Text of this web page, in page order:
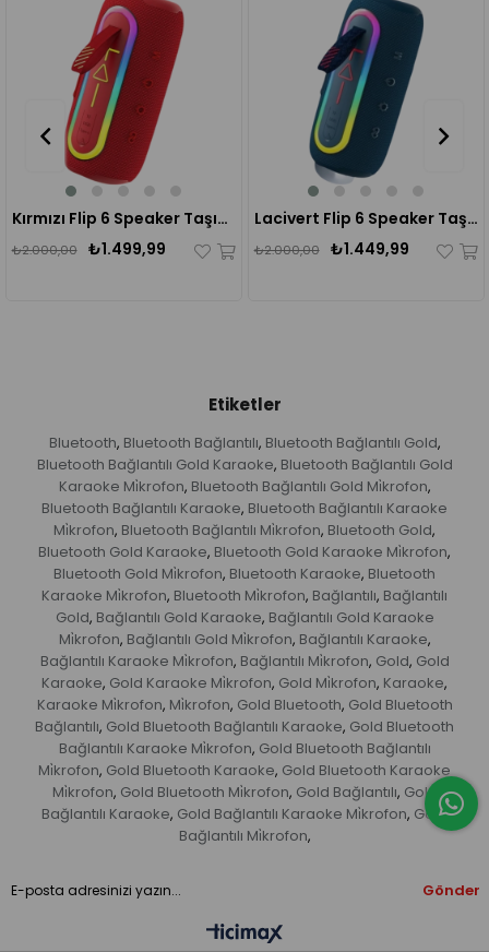
Kırmızı Flip 6 Speaker Taşınabilir Kablosuz Bluetooth Hoparlör
₺1.499,99
₺2.000,00
Lacivert Flip 6 Speaker Taşınabilir Kablosuz Bluetooth Hoparlör
₺1.449,99
₺2.000,00
Etiketler
Bluetooth, Bluetooth Bağlantılı, Bluetooth Bağlantılı Gold,
Bluetooth Bağlantılı Gold Karaoke, Bluetooth Bağlantılı Gold
Karaoke Mi̇krofon, Bluetooth Bağlantılı Gold Mi̇krofon,
Bluetooth Bağlantılı Karaoke, Bluetooth Bağlantılı Karaoke
Mi̇krofon, Bluetooth Bağlantılı Mi̇krofon, Bluetooth Gold,
Bluetooth Gold Karaoke, Bluetooth Gold Karaoke Mi̇krofon,
Bluetooth Gold Mi̇krofon, Bluetooth Karaoke, Bluetooth
Karaoke Mi̇krofon, Bluetooth Mi̇krofon, Bağlantılı, Bağlantılı
Gold, Bağlantılı Gold Karaoke, Bağlantılı Gold Karaoke
Mi̇krofon, Bağlantılı Gold Mi̇krofon, Bağlantılı Karaoke,
Bağlantılı Karaoke Mi̇krofon, Bağlantılı Mi̇krofon, Gold, Gold
Karaoke, Gold Karaoke Mi̇krofon, Gold Mi̇krofon, Karaoke,
Karaoke Mi̇krofon, Mi̇krofon, Gold Bluetooth, Gold Bluetooth
Bağlantılı, Gold Bluetooth Bağlantılı Karaoke, Gold Bluetooth
Bağlantılı Karaoke Mi̇krofon, Gold Bluetooth Bağlantılı
Mi̇krofon, Gold Bluetooth Karaoke, Gold Bluetooth Karaoke
Mi̇krofon, Gold Bluetooth Mi̇krofon, Gold Bağlantılı, Gold
Bağlantılı Karaoke, Gold Bağlantılı Karaoke Mi̇krofon, Gold
Bağlantılı Mi̇krofon,
Gönder